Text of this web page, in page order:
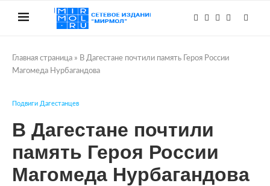
Главная страница » В Дагестане почтили память Героя России
Магомеда Нурбагандова
Подвиги Дагестанцев
В Дагестане почтили
память Героя России
Магомеда Нурбагандова